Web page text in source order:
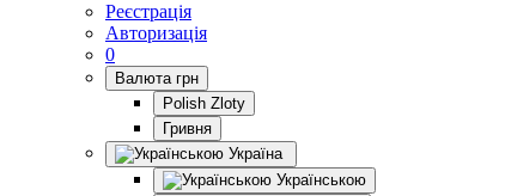
Реєстрація
Авторизація
0
Валюта грн
Polish Zloty
Гривня
Україна
Українською